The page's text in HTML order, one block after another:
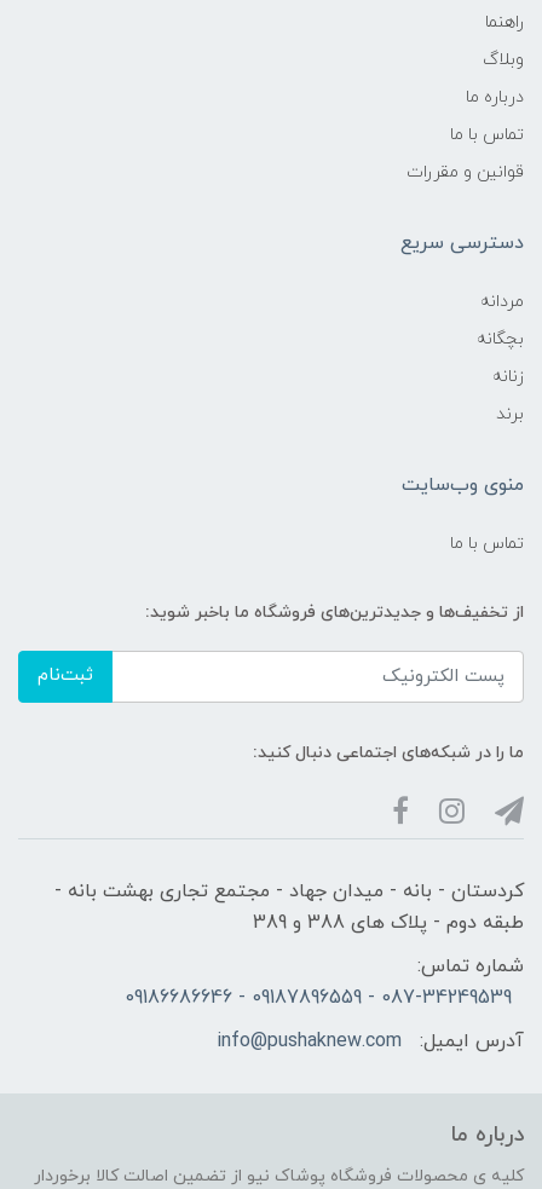
راهنما
وبلاگ
درباره ما
تماس با ما
قوانین و مقررات
دسترسی سریع
مردانه
بچگانه
زنانه
برند
منوی وب‌سایت
تماس با ما
از تخفیف‌ها و جدیدترین‌های فروشگاه ما باخبر شوید:
ثبت‌نام
ما را در شبکه‌های اجتماعی دنبال کنید:
کردستان - بانه - میدان جهاد - مجتمع تجاری بهشت بانه -
طبقه دوم - پلاک های 388 و 389
شماره تماس:
087-34249539 - 09187896559 - 09186686646
آدرس ایمیل:
info@pushaknew.com
درباره ما
کلیه ی محصولات فروشگاه پوشاک نیو از تضمین اصالت کالا برخوردار